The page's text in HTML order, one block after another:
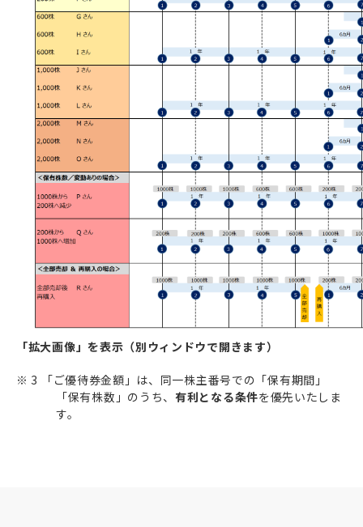
「拡大画像」を表示（別ウィンドウで開きます）
※ 3 「ご優待券金額」は、同一株主番号での「保有期間」
「保有株数」のうち、 有利となる条件を優先いたしま
す。